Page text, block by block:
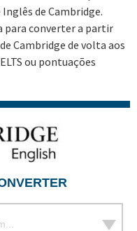
de Cambridge.
para converter a partir
Cambridge de volta aos
ou pontuações